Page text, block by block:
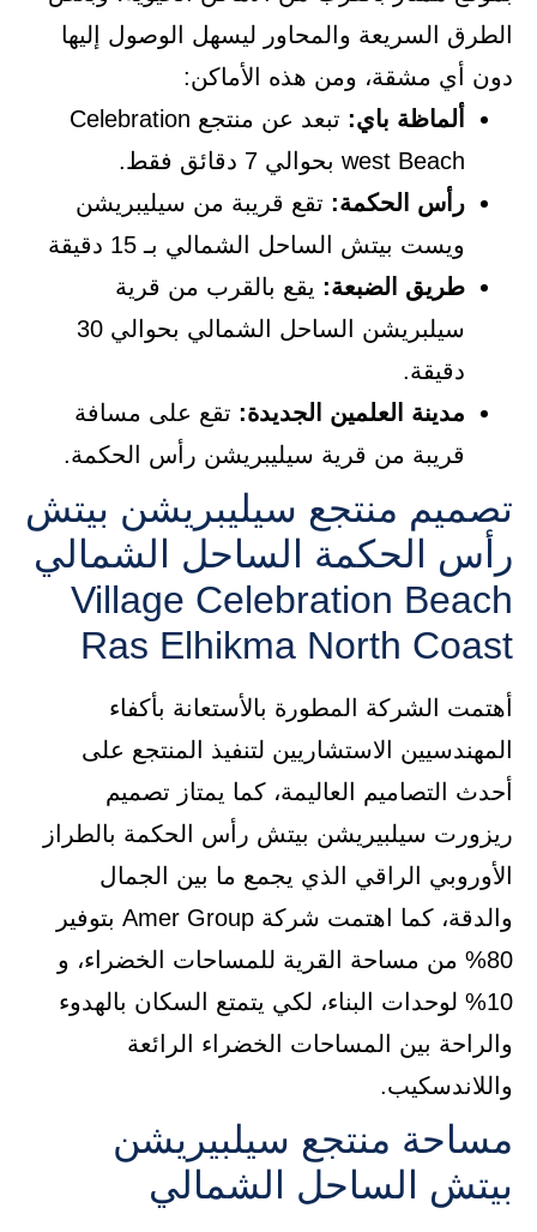
الطرق السريعة والمحاور ليسهل الوصول إليها
دون أي مشقة، ومن هذه الأماكن:
ألماظة باي:
تبعد عن منتجع Celebration
west Beach بحوالي 7 دقائق فقط.
رأس الحكمة: تقع قريبة من سيليبريشن
ويست بيتش الساحل الشمالي بـ 15 دقيقة
طريق الضبعة: يقع بالقرب من قرية
سيلبريشن الساحل الشمالي بحوالي 30
دقيقة.
مدينة العلمين الجديدة: تقع على مسافة
قريبة من قرية سيليبريشن رأس الحكمة.
تصميم منتجع سيليبريشن بيتش
رأس الحكمة الساحل الشمالي
Village Celebration Beach
Ras Elhikma North Coast
أهتمت الشركة المطورة بالأستعانة بأكفاء
المهندسيين الاستشاريين لتنفيذ المنتجع على
أحدث التصاميم العاليمة، كما يمتاز تصميم
ريزورت سيلبيريشن بيتش رأس الحكمة بالطراز
الأوروبي الراقي الذي يجمع ما بين الجمال
والدقة، كما اهتمت شركة Amer Group بتوفير
80% من مساحة القرية للمساحات الخضراء، و
10% لوحدات البناء، لكي يتمتع السكان بالهدوء
والراحة بين المساحات الخضراء الرائعة
واللاندسكيب.
مساحة منتجع سيلبيريشن
بيتش الساحل الشمالي